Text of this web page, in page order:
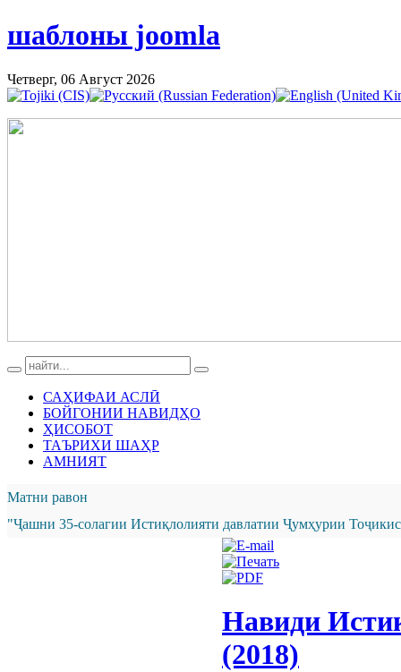
шаблоны joomla
Четверг, 06 Август 2026
САҲИФАИ АСЛӢ
БОЙГОНИИ НАВИДҲО
ҲИСОБОТ
ТАЪРИХИ ШАҲР
АМНИЯТ
Матни равон
"Ҷашни 35-солагии Истиқлолияти давлатии Ҷумҳурии
Навиди
(2018)